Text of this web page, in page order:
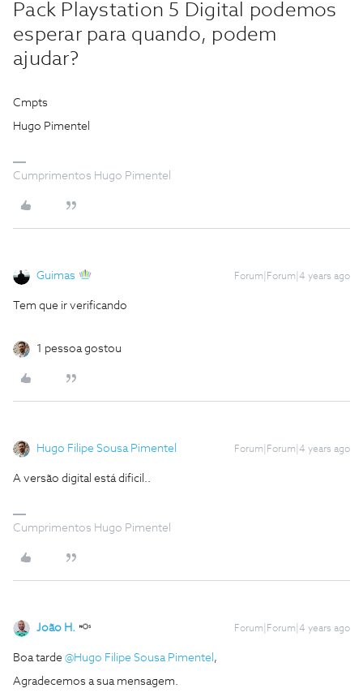
Pack Playstation 5 Digital podemos
esperar para quando, podem
ajudar?
Cmpts
Hugo Pimentel
Cumprimentos Hugo Pimentel
Guimas Forum|Forum|4 years ago
Tem que ir verificando
1 pessoa gostou
Hugo Filipe Sousa Pimentel Forum|Forum|4 years ago
A versão digital está dificil..
Cumprimentos Hugo Pimentel
João H. Forum|Forum|4 years ago
Boa tarde @Hugo Filipe Sousa Pimentel ,
Agradecemos a sua mensagem.